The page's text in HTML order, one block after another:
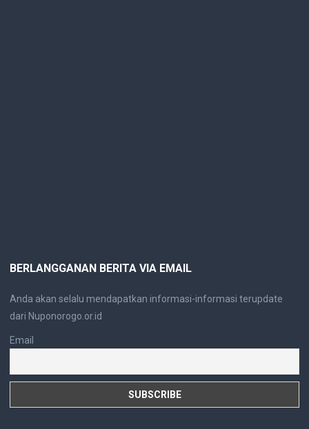
BERLANGGANAN BERITA VIA EMAIL
Anda akan selalu mendapatkan informasi-informasi terupdate
dari Nuponorogo.or.id
Email